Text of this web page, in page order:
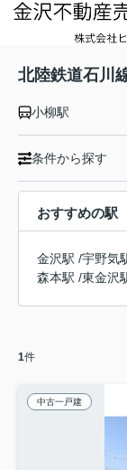
北陸鉄道石川
小柳駅
条件から探す
おすすめの駅
金沢駅 /宇野気
森本駅 /東金沢
1件
中古一戸建